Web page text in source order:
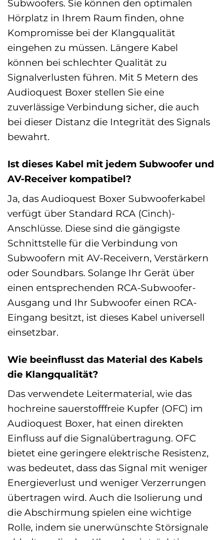
Subwoofers. Sie können den optimalen
Hörplatz in Ihrem Raum finden, ohne
Kompromisse bei der Klangqualität
eingehen zu müssen. Längere Kabel
können bei schlechter Qualität zu
Signalverlusten führen. Mit 5 Metern des
Audioquest Boxer stellen Sie eine
zuverlässige Verbindung sicher, die auch
bei dieser Distanz die Integrität des Signals
bewahrt.
Ist dieses Kabel mit jedem Subwoofer und
AV-Receiver kompatibel?
Ja, das Audioquest Boxer Subwooferkabel
verfügt über Standard RCA (Cinch)-
Anschlüsse. Diese sind die gängigste
Schnittstelle für die Verbindung von
Subwoofern mit AV-Receivern, Verstärkern
oder Soundbars. Solange Ihr Gerät über
einen entsprechenden RCA-Subwoofer-
Ausgang und Ihr Subwoofer einen RCA-
Eingang besitzt, ist dieses Kabel universell
einsetzbar.
Wie beeinflusst das Material des Kabels
die Klangqualität?
Das verwendete Leitermaterial, wie das
hochreine sauerstofffreie Kupfer (OFC) im
Audioquest Boxer, hat einen direkten
Einfluss auf die Signalübertragung. OFC
bietet eine geringere elektrische Resistenz,
was bedeutet, dass das Signal mit weniger
Energieverlust und weniger Verzerrungen
übertragen wird. Auch die Isolierung und
die Abschirmung spielen eine wichtige
Rolle, indem sie unerwünschte Störsignale